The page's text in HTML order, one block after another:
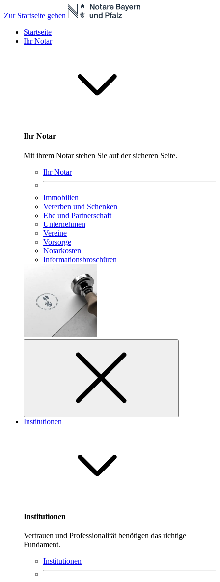
Zur Startseite gehen
Startseite
Ihr Notar
Ihr Notar
Mit ihrem Notar stehen Sie auf der sicheren Seite.
Ihr Notar
Immobilien
Vererben und Schenken
Ehe und Partnerschaft
Unternehmen
Vereine
Vorsorge
Notarkosten
Informationsbroschüren
Institutionen
Institutionen
Vertrauen und Professionalität benötigen das richtige
Fundament.
Institutionen